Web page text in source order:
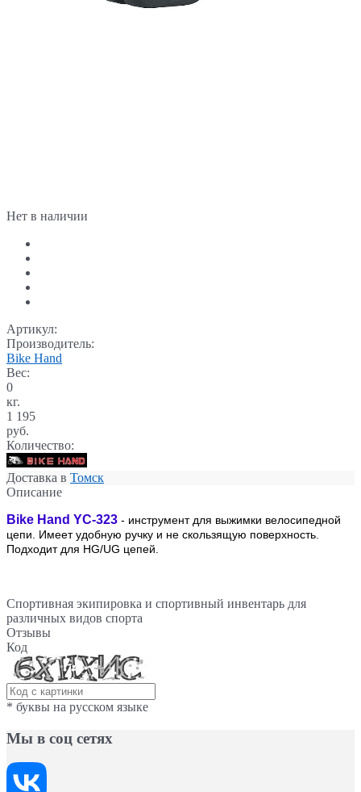
Нет в наличии
Артикул:
Производитель:
Bike Hand
Вес:
0
кг.
1 195
руб.
Количество:
Доставка в Томск
Описание
Bike Hand YC-323 - инструмент для выжимки велосипедной
цепи. Имеет удобную ручку и не скользящую поверхность.
Подходит для HG/UG цепей.
Спортивная экипировка и спортивный инвентарь для
различных видов спорта
Отзывы
Код
* буквы на русском языке
Мы в соц сетях